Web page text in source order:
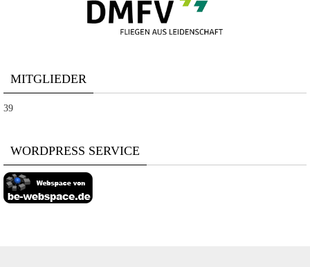
MITGLIEDER
39
WORDPRESS SERVICE